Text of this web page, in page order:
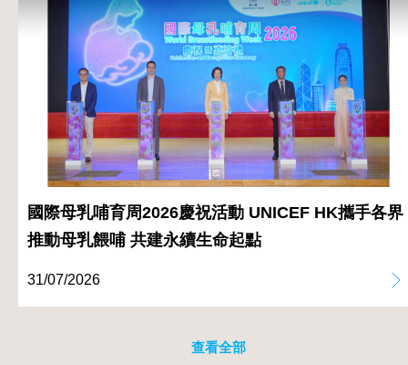
查看全部
國際母乳哺育周2026慶祝活動 UNICEF HK攜手各界
推動母乳餵哺 共建永續生命起點
31/07/2026